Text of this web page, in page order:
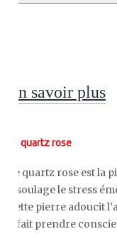
En savoir plus
Le quartz rose
Le quartz rose est la
Il soulage le stress
Cette pierre adoucit
Il fait prendre